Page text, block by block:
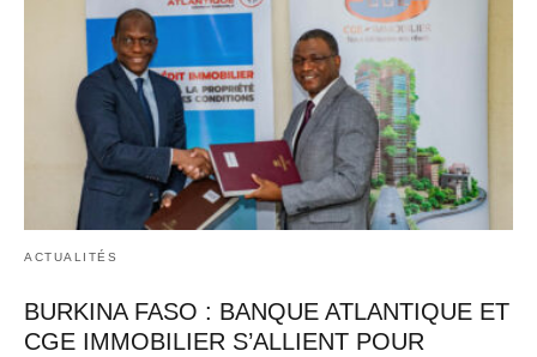
ACTUALITÉS
BURKINA FASO : BANQUE ATLANTIQUE ET
CGE IMMOBILIER S’ALLIENT POUR